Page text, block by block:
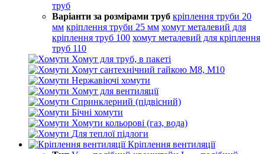
труб
Варіанти за розмірами труб кріплення труби 20
мм кріплення труби 25 мм хомут металевий для
кріплення труб 100 хомут металевий для кріплення
труб 110
Хомут для труб, в пакеті
Хомут сантехнічний гайкою М8, М10
Нержавіючі хомути
Хомут для вентиляції
Спринклерний (підвісний)
Бічні хомути
Хомути кольорові (газ, вода)
Для теплої підлоги
Кріплення вентиляції